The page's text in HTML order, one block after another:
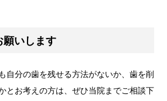
願いします
自分の歯を残せる方法がないか、歯を削
とお考えの方は、ぜひ当院までご相談下